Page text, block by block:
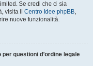
Se credi che ci sia
visita il Centro Idee phpBB,
nuove funzionalità.
questioni d’ordine legale